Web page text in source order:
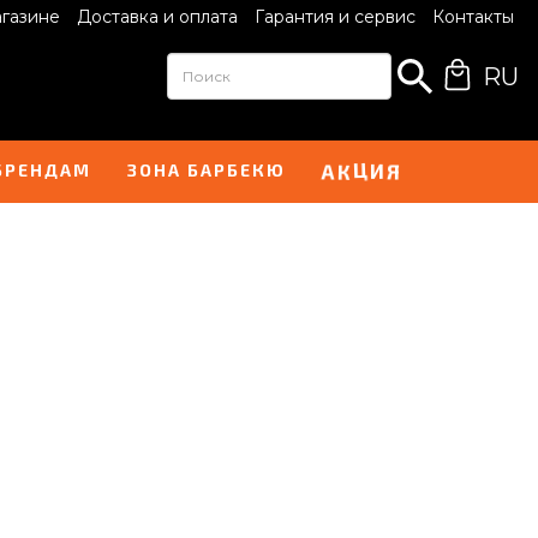
Доставка и оплата Гарантия и сервис Контакты
RU
ЗОНА БАРБЕКЮ АКЦИЯ